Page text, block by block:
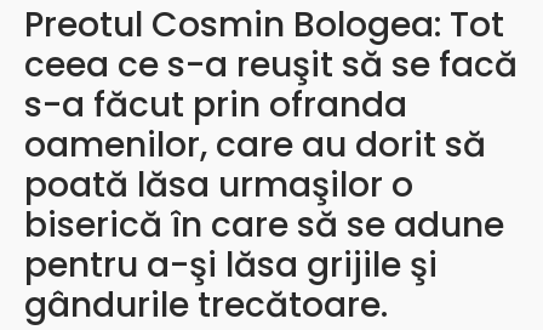
Preotul Cosmin Bologea: Tot
ceea ce s-a reuşit să se facă
s-a făcut prin ofranda
oamenilor, care au dorit să
poată lăsa urmaşilor o
biserică în care să se adune
pentru a-şi lăsa grijile şi
gândurile trecătoare.